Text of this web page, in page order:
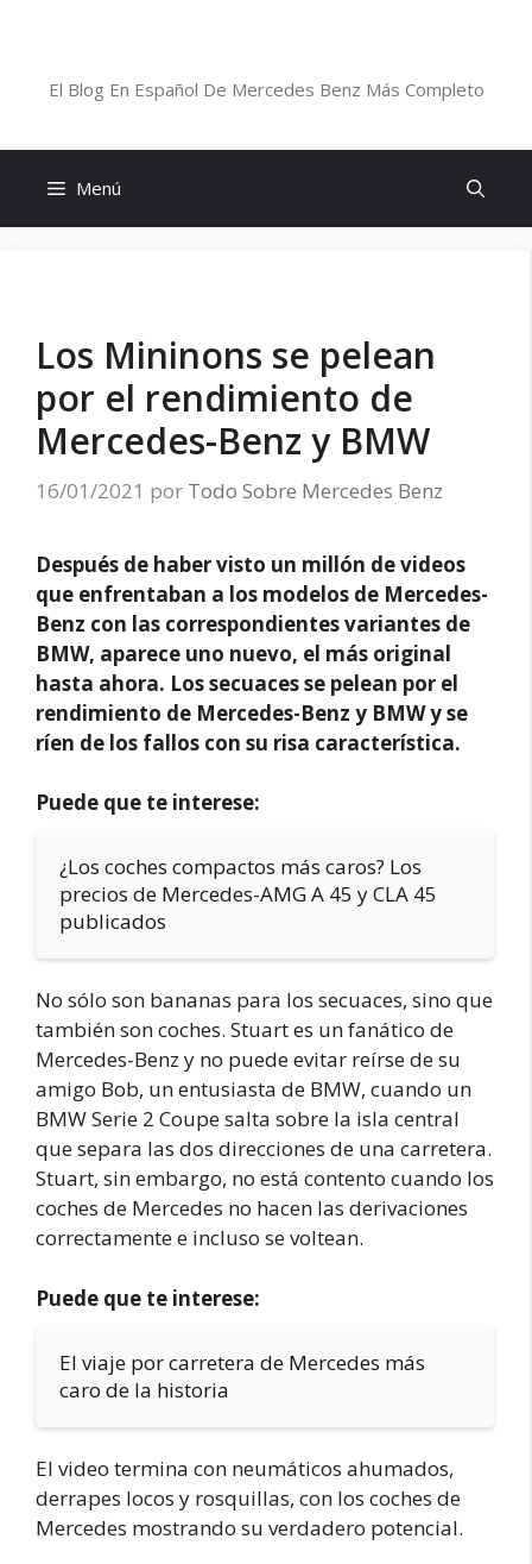
El Blog En Español De Mercedes Benz Más Completo
Menú
Los Mininons se pelean
por el rendimiento de
Mercedes-Benz y BMW
16/01/2021 por Todo Sobre Mercedes Benz
Después de haber visto un millón de videos
que enfrentaban a los modelos de Mercedes-
Benz con las correspondientes variantes de
BMW, aparece uno nuevo, el más original
hasta ahora. Los secuaces se pelean por el
rendimiento de Mercedes-Benz y BMW y se
ríen de los fallos con su risa característica.
Puede que te interese:
¿Los coches compactos más caros? Los
precios de Mercedes-AMG A 45 y CLA 45
publicados
No sólo son bananas para los secuaces, sino que
también son coches. Stuart es un fanático de
Mercedes-Benz y no puede evitar reírse de su
amigo Bob, un entusiasta de BMW, cuando un
BMW Serie 2 Coupe salta sobre la isla central
que separa las dos direcciones de una carretera.
Stuart, sin embargo, no está contento cuando los
coches de Mercedes no hacen las derivaciones
correctamente e incluso se voltean.
Puede que te interese:
El viaje por carretera de Mercedes más
caro de la historia
El video termina con neumáticos ahumados,
derrapes locos y rosquillas, con los coches de
Mercedes mostrando su verdadero potencial.